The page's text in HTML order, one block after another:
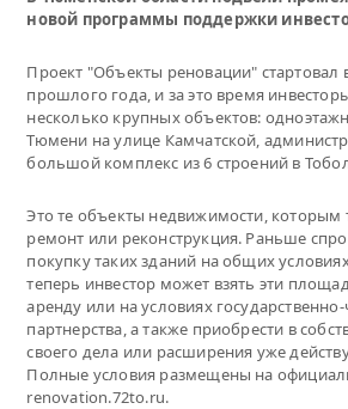
новой программы поддержки
Проект "Объекты реновации" стартовал
прошлого года, и за это время
несколько крупных объектов:
Тюмени на улице Камчатской,
большой комплекс из 6 строений в
Это те объекты недвижимости, которым
ремонт или реконструкция. Раньше
покупку таких зданий на общих
теперь инвестор может взять эти
аренду или на условиях государственно-
партнерства, а также приобрести в
своего дела или расширения уже
Полные условия размещены на
renovation.72to.ru.